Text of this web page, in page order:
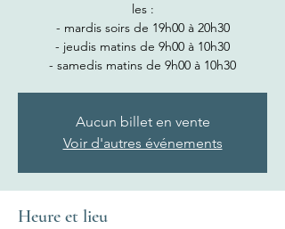
les :
- mardis soirs de 19h00 à 20h30
- jeudis matins de 9h00 à 10h30
- samedis matins de 9h00 à 10h30
Aucun billet en vente
Voir d'autres événements
Heure et lieu